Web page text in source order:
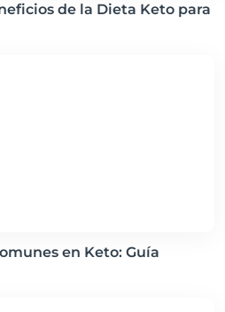
de la Dieta Keto para
en Keto: Guía